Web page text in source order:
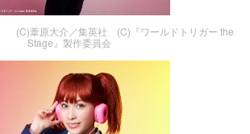
葦原大介／集英社 (C)『ワールドトリガー the
Stage』製作委員会